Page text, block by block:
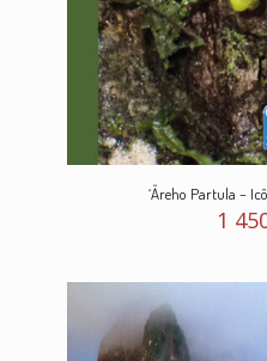
‘Āreho Partula –
1